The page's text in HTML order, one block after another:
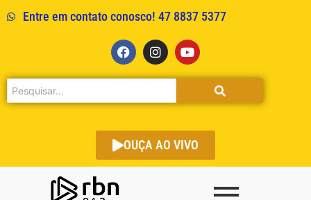
Entre em contato conosco! 47 8837 5377
OUÇA AO VIVO